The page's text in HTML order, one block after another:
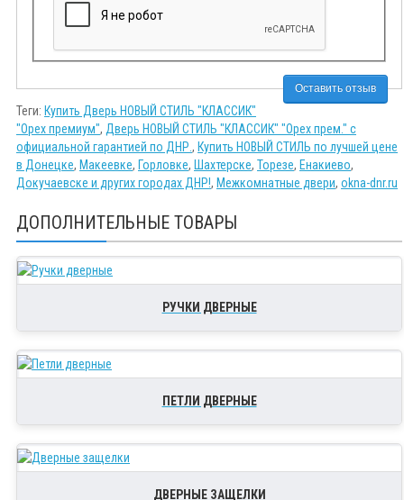
Оставить отзыв
Теги: Купить Дверь НОВЫЙ СТИЛЬ "КЛАССИК"
"Орех премиум", Дверь НОВЫЙ СТИЛЬ "КЛАССИК" "Орех прем." с
официальной гарантией по ДНР. , Купить НОВЫЙ СТИЛЬ по лучшей цене
в Донецке, Макеевке, Горловке, Шахтерске, Торезе, Енакиево,
Докучаевске и других городах ДНР!, Межкомнатные двери, okna-dnr.ru
ДОПОЛНИТЕЛЬНЫЕ ТОВАРЫ
РУЧКИ ДВЕРНЫЕ
ПЕТЛИ ДВЕРНЫЕ
ДВЕРНЫЕ ЗАЩЕЛКИ